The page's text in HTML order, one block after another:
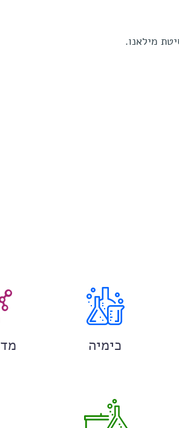
מילאנו.
כימיה